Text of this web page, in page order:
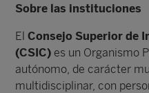
Sobre las instituciones
ElConsejo Superior de
(CSIC) es un Organismo
autónomo, de carácter
multidisciplinar, con